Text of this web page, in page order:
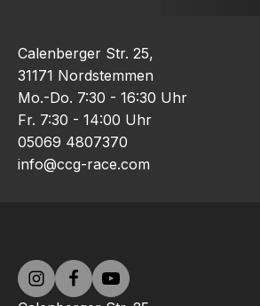
Calenberger Str. 25,
31171 Nordstemmen
Mo.-Do. 7:30 - 16:30 Uhr
Fr. 7:30 - 14:00 Uhr
05069 4807370
info@ccg-race.com